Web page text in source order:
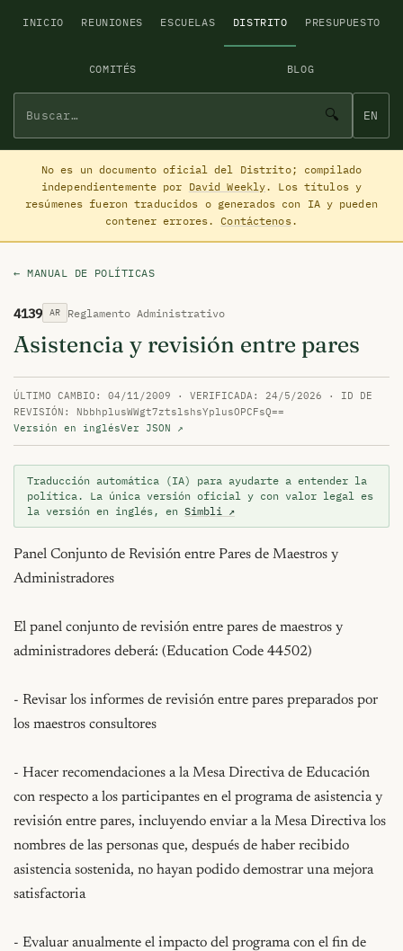
INICIO REUNIONES ESCUELAS DISTRITO PRESUPUESTO
COMITÉS BLOG
🔍 EN
No es un documento oficial del Distrito; compilado
independientemente por David Weekly. Los títulos y
resúmenes fueron traducidos o generados con IA y pueden
contener errores. Contáctenos.
← MANUAL DE POLÍTICAS
4139 AR Reglamento Administrativo
Asistencia y revisión entre pares
ÚLTIMO CAMBIO: 04/11/2009 · VERIFICADA: 24/5/2026 · ID DE
REVISIÓN: NbbhplusWWgt7ztslshsYplusOPCFsQ==
Versión en inglésVer JSON ↗
Traducción automática (IA) para ayudarte a entender la
política. La única versión oficial y con valor legal es
la versión en inglés, en Simbli ↗
Panel Conjunto de Revisión entre Pares de Maestros y
Administradores
El panel conjunto de revisión entre pares de maestros y
administradores deberá: (Education Code 44502)
- Revisar los informes de revisión entre pares preparados por
los maestros consultores
- Hacer recomendaciones a la Mesa Directiva de Educación
con respecto a los participantes en el programa de asistencia y
revisión entre pares, incluyendo enviar a la Mesa Directiva los
nombres de las personas que, después de haber recibido
asistencia sostenida, no hayan podido demostrar una mejora
satisfactoria
- Evaluar anualmente el impacto del programa con el fin de